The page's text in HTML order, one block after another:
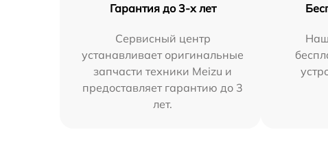
Гарантия до 3-х лет
Сервисный центр
устанавливает оригинальные
запчасти техники Meizu и
предоставляет гарантию до 3
лет.